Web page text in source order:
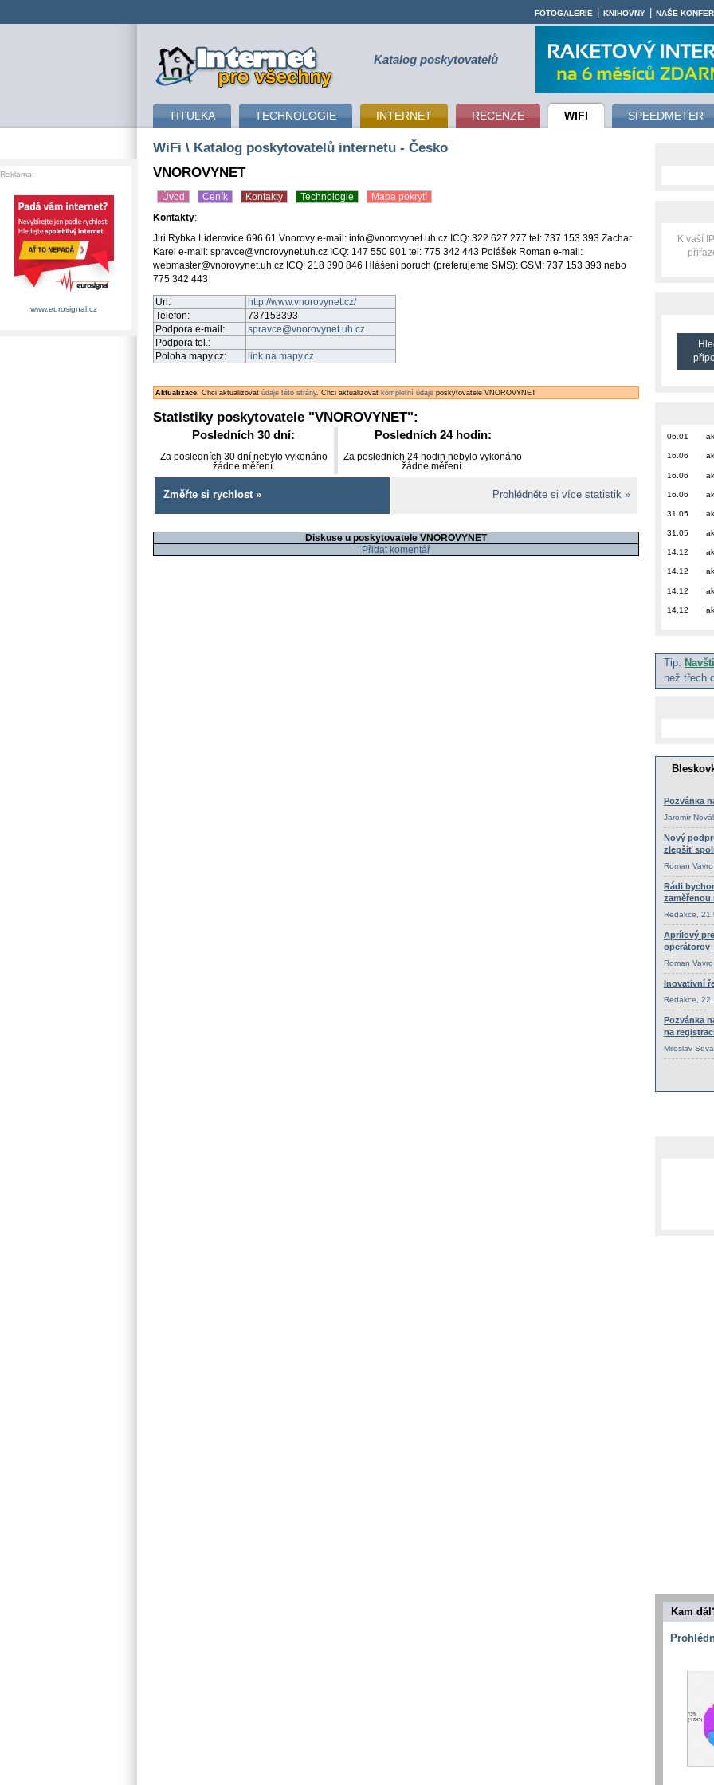
připojení k internetu Katalog poskytovatelů
TITULKA TECHNOLOGIE INTERNET RECENZE WIFI SPEEDMETER
FOTOGALERIE KNIHOVNY NAŠE
WiFi \ Katalog poskytovatelů internetu - Česko
VNOROVYNET
Úvod Ceník Kontakty Technologie Mapa pokrytí
Kontakty:
Jiri Rybka Liderovice 696 61 Vnorovy e-mail: info@vnorovynet.uh.cz ICQ: 322 627 277 tel: 737 153 393 Zachar
Karel e-mail: spravce@vnorovynet.uh.cz ICQ: 147 550 901 tel: 775 342 443 Polášek Roman e-mail:
webmaster@vnorovynet.uh.cz ICQ: 218 390 846 Hlášení poruch (preferujeme SMS): GSM: 737 153 393 nebo
775 342 443
Url:
http://www.vnorovynet.cz/
Telefon:
737153393
Podpora e-mail:
spravce@vnorovynet.uh.cz
Podpora tel.:
Poloha mapy.cz:
link na mapy.cz
Aktualizace: Chci aktualizovat údaje této strány. Chci aktualizovat kompletní údaje poskytovatele VNOROVYNET
Statistiky poskytovatele "VNOROVYNET":
Posledních 30 dní:
Za posledních 30 dní nebylo vykonáno
žádne měření.
Posledních 24 hodin:
Za posledních 24 hodin nebylo vykonáno
žádne měření.
Změřte si rychlost » Prohlédněte si více statistik »
Diskuse u poskytovatele VNOROVYNET
Přidat komentář
K vaší
06.01
16.06
16.06
16.06
31.05
31.05
14.12
14.12
14.12
14.12
Tip:
než třech
Kam
Reklama:
www.eurosignal.cz